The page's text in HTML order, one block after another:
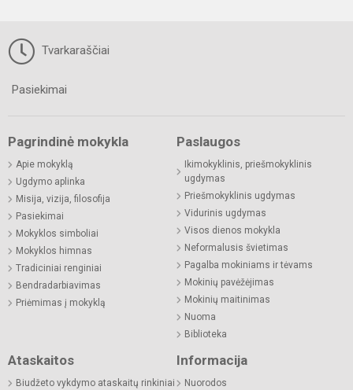
Tvarkaraščiai
Pasiekimai
Pagrindinė mokykla
Apie mokyklą
Ugdymo aplinka
Misija, vizija, filosofija
Pasiekimai
Mokyklos simboliai
Mokyklos himnas
Tradiciniai renginiai
Bendradarbiavimas
Priėmimas į mokyklą
Paslaugos
Ikimokyklinis, priešmokyklinis
ugdymas
Priešmokyklinis ugdymas
Vidurinis ugdymas
Visos dienos mokykla
Neformalusis švietimas
Pagalba mokiniams ir tėvams
Mokinių pavėžėjimas
Mokinių maitinimas
Nuoma
Biblioteka
Ataskaitos
Biudžeto vykdymo ataskaitų rinkiniai
Informacija
Nuorodos